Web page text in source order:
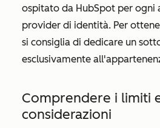
ospitato da HubSpot per ogni
provider di identità. Per
si consiglia di dedicare un
esclusivamente
Comprendere i limiti
considerazioni